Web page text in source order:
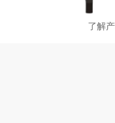
了解